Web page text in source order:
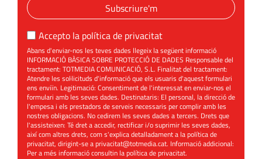
Subscriure'm
Accepto la política de privacitat
Abans d'enviar-nos les teves dades llegeix la següent informació
INFORMACIÓ BÀSICA SOBRE PROTECCIÓ DE DADES Responsable del
tractament: TOTMEDIA COMUNICACIÓ, S.L. Finalitat del tractament:
Atendre les sol·licituds d'informació que els usuaris d'aquest formulari
ens enviïn. Legitimació: Consentiment de l'interessat en enviar-nos el
formulari amb les seves dades. Destinataris: El personal, la direcció de
l'empesa i els prestadors de serveis necessaris per complir amb les
nostres obligacions. No cedirem les seves dades a tercers. Drets que
l'assisteixen: Té dret a accedir, rectificar i/o suprimir les seves dades,
així com altres drets, com s'explica detalladament a la política de
privacitat, dirigint-se aprivacitat@totmedia.cat. Informació addicional:
Per a més informació consultin lapolítica de privacitat.